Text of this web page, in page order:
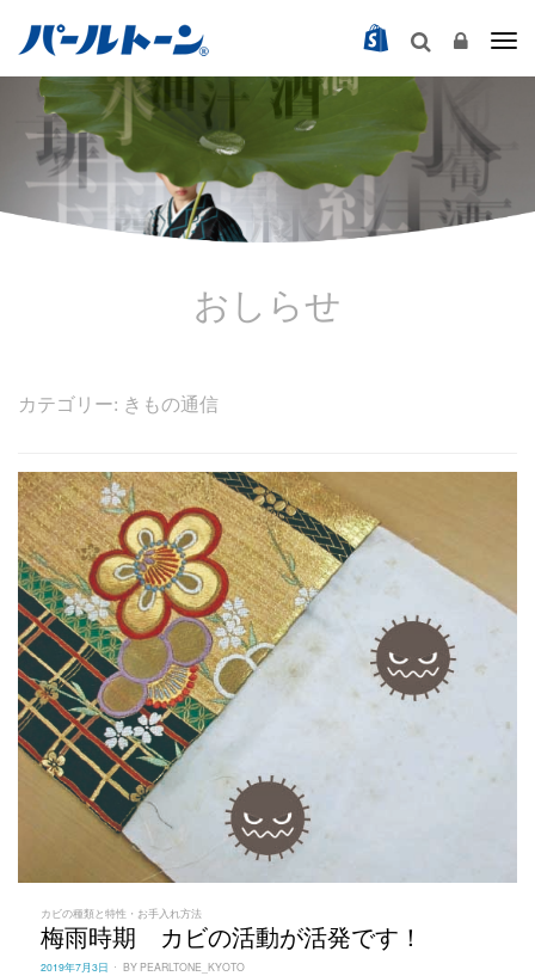
おしらせ
カテゴリー: きもの通信
カビの種類と特性・お手入れ方法
梅雨時期 カビの活動が活発です！
POSTED
2019年7月3日 BY PEARLTONE_KYOTO